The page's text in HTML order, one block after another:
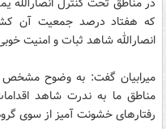
که هفتاد درصد جمعیت آن
انصارالله شاهد ثبات و امنیت
میرابیان گفت: به وضوح مشخص
مناطق ما به ندرت شاهد
رفتارهای خشونت آمیز از سوی